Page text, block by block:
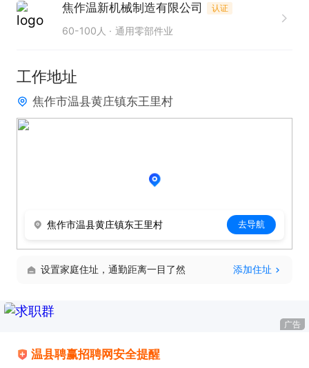
焦作温新机械制造有限公司 认证
60-100人 通用零部件业
工作地址
焦作市温县黄庄镇东王里村
焦作市温县黄庄镇东王里村 去导航
设置家庭住址，通勤距离一目了然 添加住址
广告
温县聘赢招聘网安全提醒